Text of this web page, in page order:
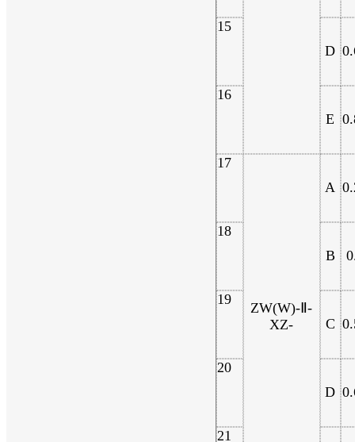
15
D
16
E
17
ZW(W)-Ⅱ-
XZ-
A
18
B
19
C
20
D
21